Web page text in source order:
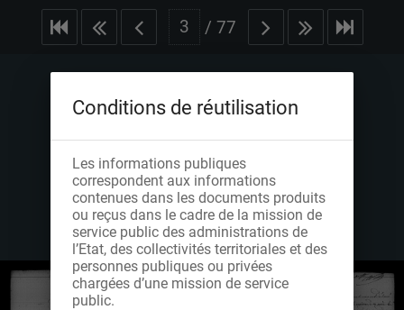
/ 77
Conditions de réutilisation
Les informations publiques
correspondent aux informations
contenues dans les documents produits
ou reçus dans le cadre de la mission de
service public des administrations de
l’Etat, des collectivités territoriales et des
personnes publiques ou privées
chargées d’une mission de service
public.